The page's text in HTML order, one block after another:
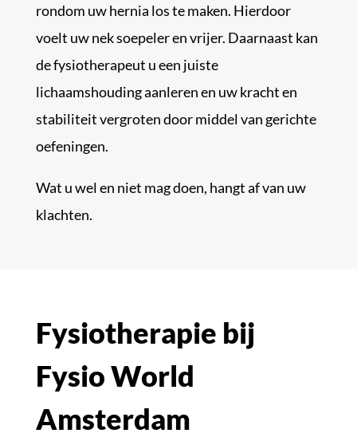
rondom uw hernia los te maken. Hierdoor
voelt uw nek soepeler en vrijer. Daarnaast kan
de fysiotherapeut u een juiste
lichaamshouding aanleren en uw kracht en
stabiliteit vergroten door middel van gerichte
oefeningen.
Wat u wel en niet mag doen, hangt af van uw
klachten.
Fysiotherapie bij
Fysio World
Amsterdam